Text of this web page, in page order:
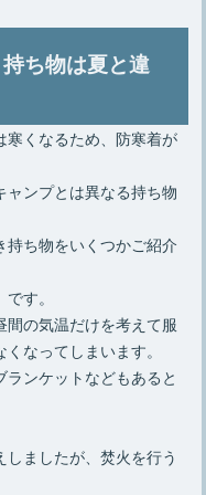
ち物は夏と違
寒くなるため、防寒着が
ンプとは異なる持ち物
ち物をいくつかご紹介
す。
の気温だけを考えて服
なってしまいます。
ランケットなどもあると
ましたが、焚火を行う